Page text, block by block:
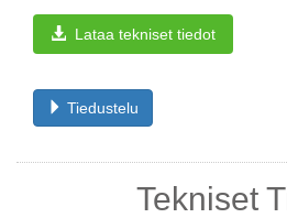
Lataa tekniset tiedot
Tiedustelu
Tekniset